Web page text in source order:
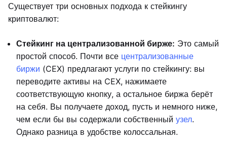
Существует три основных подхода к стейкингу
криптовалют:
Стейкинг на централизованной бирже: Это самый
простой способ. Почти все централизованные
биржи (CEX) предлагают услуги по стейкингу: вы
переводите активы на CEX, нажимаете
соответствующую кнопку, а остальное биржа берёт
на себя. Вы получаете доход, пусть и немного ниже,
чем если бы вы содержали собственный узел.
Однако разница в удобстве колоссальная.